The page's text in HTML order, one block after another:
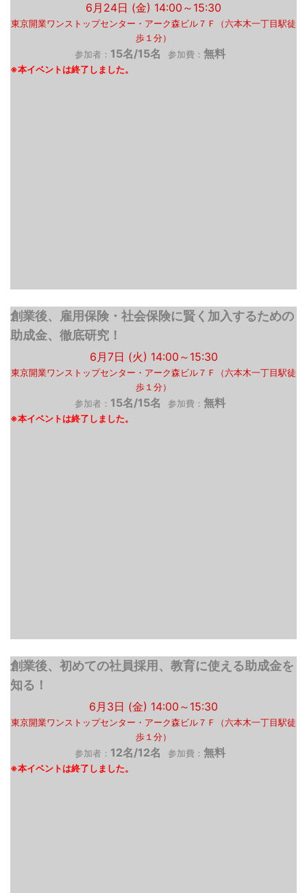
6月24日 (金) 14:00～15:30
東京開業ワンストップセンター・アーク森ビル７Ｆ（六本木一丁目駅徒
歩１分）
参加者： 15名/15名 参加費： 無料
創業後、雇用保険・社会保険に賢く加入するための
助成金、徹底研究！
6月7日 (火) 14:00～15:30
東京開業ワンストップセンター・アーク森ビル７Ｆ（六本木一丁目駅徒
歩１分）
参加者： 15名/15名 参加費： 無料
創業後、初めての社員採用、教育に使える助成金を
知る！
6月3日 (金) 14:00～15:30
東京開業ワンストップセンター・アーク森ビル７Ｆ（六本木一丁目駅徒
歩１分）
参加者： 12名/12名 参加費： 無料